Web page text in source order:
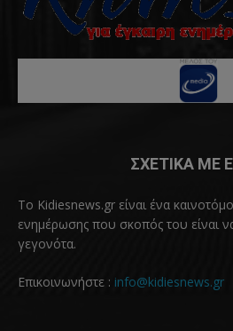
ΣΧΕΤΙΚΑ ΜΕ
Το Kidiesnews.gr είναι ένα
ενημέρωσης που σκοπός του είναι
γεγονότα.
Επικοινωνήστε : info@kidiesnews.gr